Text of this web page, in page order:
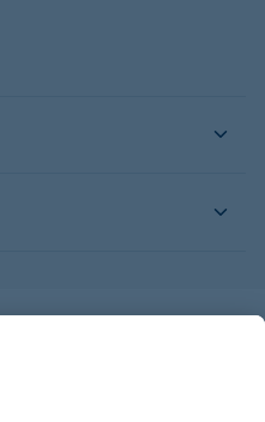
exclusivement destinée aux
unitaires nets majorés de